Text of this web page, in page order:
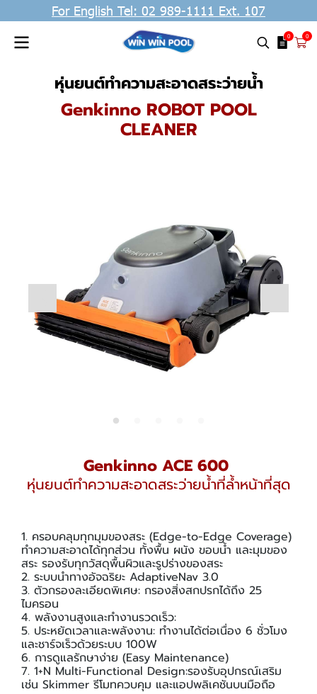
For English Tel: 02 989-1111 Ext. 107
0 0
หุ่นยนต์ทำความสะอาดสระว่ายน้ำ
Genkinno ROBOT POOL
CLEANER
Genkinno ACE 600
หุ่นยนต์ทำความสะอาดสระว่ายน้ำที่ล้ำหน้าที่สุด
1. ครอบคลุมทุกมุมของสระ (Edge-to-Edge Coverage)
ทำความสะอาดได้ทุกส่วน ทั้งพื้น ผนัง ขอบน้ำ และมุมของ
สระ รองรับทุกวัสดุพื้นผิวและรูปร่างของสระ
2. ระบบนำทางอัจฉริยะ AdaptiveNav 3.0
3. ตัวกรองละเอียดพิเศษ: กรองสิ่งสกปรกได้ถึง 25
ไมครอน
4. พลังงานสูงและทำงานรวดเร็ว:
5. ประหยัดเวลาและพลังงาน: ทำงานได้ต่อเนื่อง 6 ชั่วโมง
และชาร์จเร็วด้วยระบบ 100W
6. การดูแลรักษาง่าย (Easy Maintenance)
7. 1+N Multi-Functional Design:รองรับอุปกรณ์เสริม
เช่น Skimmer รีโมทควบคุม และแอปพลิเคชันบนมือถือ